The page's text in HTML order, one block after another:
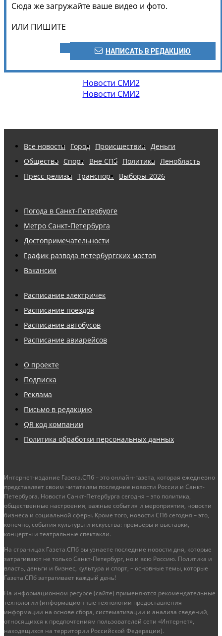
Сюда же загружайте ваше видео и фото.
ИЛИ ПИШИТЕ
НАПИСАТЬ В РЕДАКЦИЮ
Новости СМИ2
Новости СМИ2
Все новости Город Происшествия Деньги
Общество Спорт Вне СПб Политика Ленобласть
Пресс-релизы Транспорт Выборы-2026
Погода в Санкт-Петербурге
Метро Санкт-Петербурга
Достопримечательности
График развода петербургских мостов
Вакансии
Расписание электричек
Расписание поездов
Расписание автобусов
Расписание авиарейсов
О проекте
Подписка
Реклама
Письмо в редакцию
QR код компании
Политика обработки персональных данных
Интернет-издание Газета.СПб – это онлайн-газета, которая ежедневно
представляет своим читателям последние новости России и Санкт-
Петербурга. Новости Санкт-Петербурга сегодня – это политика,
общественные настроения, важные события и мероприятия, новости
бизнеса и социальной сферы. Кроме того, новости СПб сегодня – это,
конечно, события культуры и искусства: премьеры и выставки,
концерты и театральные спектакли.
На страницах Газета.СПб вы узнаете последние новости дня, которые
затрагивают не только Санкт-Петербург, но и всю Россию. Политика и
власть, деньги и бизнес, культура и спорт, – основные темы, которые
Газета.СПб затрагивает каждый день!
На информационном ресурсе (сайте) применяются рекомендательные
технологии (информационные технологии предоставления
информации на основе сбора, систематизации и анализа сведений,
относящихся к предпочтениям пользователей сети «Интернет»,
находящихся на территории Российской Федерации).